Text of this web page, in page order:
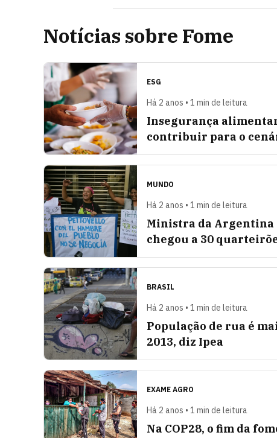
Notícias sobre Fome
ESG
Há 2 anos • 1 min de leitura
Insegurança
contribuir para o
MUNDO
Há 2 anos • 1 min de leitura
Ministra da Argentina
chegou a 30
BRASIL
Há 2 anos • 1 min de leitura
População de rua é
2013, diz Ipea
EXAME AGRO
Há 2 anos • 1 min de leitura
Na COP28, o fim da